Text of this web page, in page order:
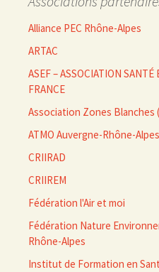
Alliance PEC Rhône-Alpes
ARTAC
ASEF – ASSOCIATION
FRANCE
Association Zones Blanches
ATMO Auvergne-Rhône-Alpes
CRIIRAD
CRIIREM
Fédération l'Air et moi
Fédération Nature
Rhône-Alpes
Institut de Formation en